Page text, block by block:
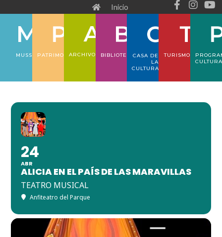
contenido
Inicio
F
a
c
o
-
I
n
g
r
m
Y
o
u
u
b
e
MUSS PATRIMONIOARCHIVO BIBLIOTECACASA DE
LA
CULTURA
TURISMO
24
ABR
ALICIA EN EL PAÍS DE LAS MARAVILLAS
TEATRO MUSICAL
Anfiteatro del Parque